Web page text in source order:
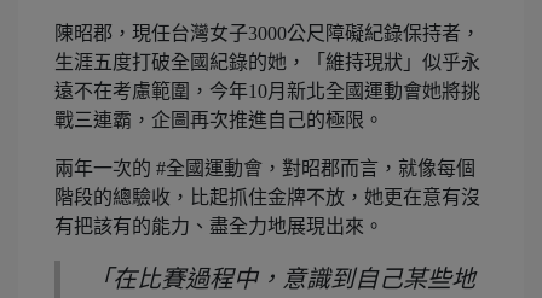
陳昭郡，現任台灣女子3000公尺障礙紀錄保持者，
生涯五度打破全國紀錄的她，「維持現狀」似乎永
遠不在考慮範圍，今年10月新北全國運動會她將挑
戰三連霸，企圖再次推進自己的極限。
兩年一次的 #全國運動會，對昭郡而言，就像每個
階段的總驗收，比起抓住金牌不放，她更在意有沒
有把該有的能力、盡全力地展現出來。
「在比賽過程中，意識到自己某些地